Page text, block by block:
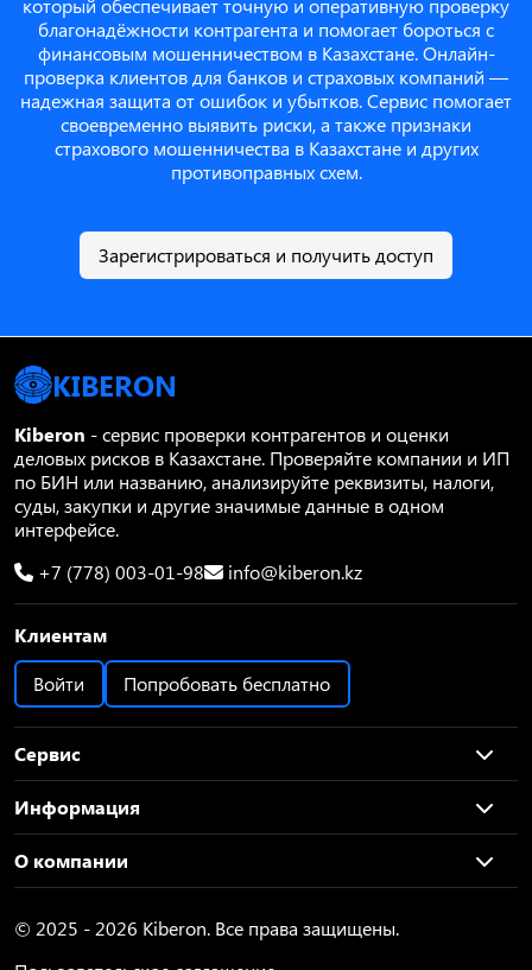
благонадёжности контрагента и помогает бороться с
финансовым мошенничеством в Казахстане. Онлайн-
проверка клиентов для банков и страховых компаний —
надежная защита от ошибок и убытков. Сервис помогает
своевременно выявить риски, а также признаки
страхового мошенничества в Казахстане и других
противоправных схем.
Зарегистрироваться и получить доступ
KIBERON
Kiberon - сервис проверки контрагентов и оценки
деловых рисков в Казахстане. Проверяйте компании и ИП
по БИН или названию, анализируйте реквизиты, налоги,
суды, закупки и другие значимые данные в одном
интерфейсе.
+7 (778) 003-01-98
info@kiberon.kz
Клиентам
Войти
Попробовать бесплатно
Сервис
Информация
О компании
© 2025 - 2026 Kiberon. Все права защищены.